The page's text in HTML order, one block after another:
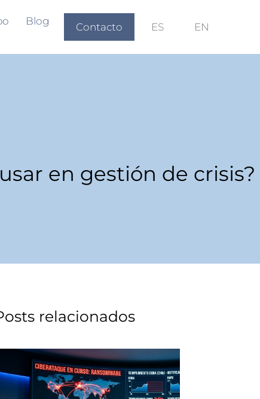
Blog Contacto ES EN
en gestión de crisis?
relacionados